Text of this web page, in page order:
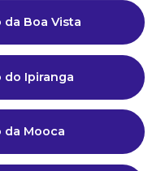
Boa Vista
Ipiranga
Mooca